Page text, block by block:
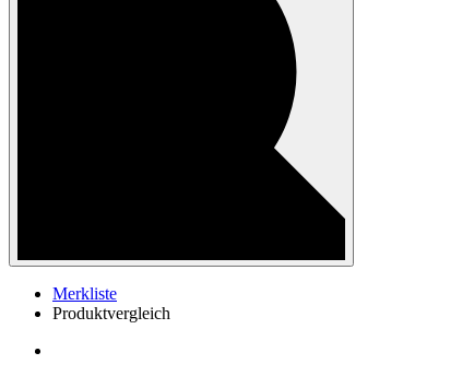
Merkliste
Produktvergleich